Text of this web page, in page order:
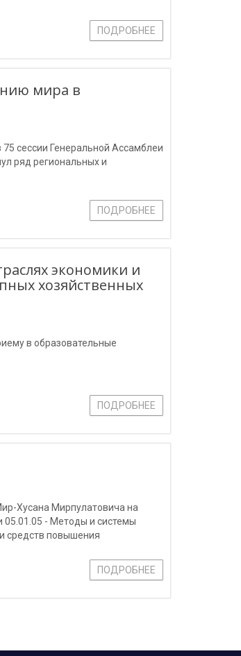
ПОДРОБНЕЕ
мира в
сессии Генеральной Ассамблеи
ряд региональных и
ПОДРОБНЕЕ
экономики и
хозяйственных
в образовательные
ПОДРОБНЕЕ
Хусана Мирпулатовича на
05.01.05 - Методы и системы
средств повышения
ПОДРОБНЕЕ